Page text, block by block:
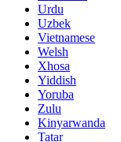
Urdu
Uzbek
Vietnamese
Welsh
Xhosa
Yiddish
Yoruba
Zulu
Kinyarwanda
Tatar